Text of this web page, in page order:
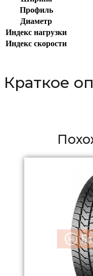
Профиль
Диаметр
Индекс нагрузки
Индекс скорости
Краткое